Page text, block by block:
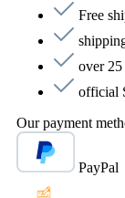
Free
over 25
official
Our payment
PayPal